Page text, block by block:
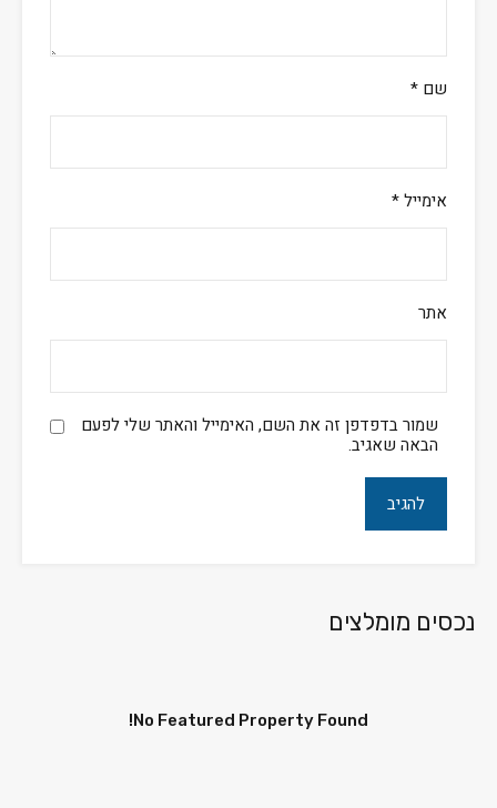
שם *
אימייל*
אתר
שמור בדפדפן זה את השם, האימייל והאתר שלי לפעם
הבאה שאגיב.
נכסים מומלצים
No Featured Property Found!